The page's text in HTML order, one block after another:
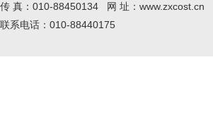
传 真：010-88450134 网 址：www.zxcost.cn
联系电话：010-88440175